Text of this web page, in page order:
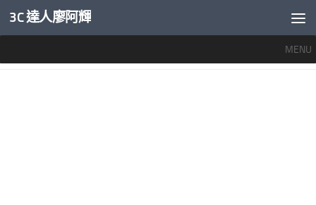
內文下方
3C 達人廖阿輝
MENU